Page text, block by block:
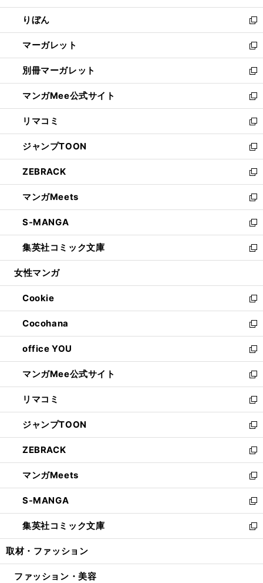
開
く
ウ
で
開
く
ン
ド
ウ
で
開
く
ウ
ィ
ン
ド
ウ
で
開
く
りぼん
新
し
い
ウ
ィ
ン
ド
ウ
で
開
く
マーガレット
新
し
い
ウ
ィ
ン
ド
ウ
で
開
く
別冊マーガレット
新
し
い
ウ
ィ
ン
ド
ウ
で
開
く
マンガMee公式サイト
新
し
い
ウ
ィ
ン
ド
ウ
で
開
く
リマコミ
新
し
い
ウ
ィ
ン
ド
ウ
で
開
く
ジャンプTOON
新
し
い
ウ
ィ
ン
ド
ウ
で
開
ZEBRACK
新
し
い
ウ
ィ
ン
ド
ウ
開
く
マンガMeets
新
し
い
ウ
ィ
ン
ウ
で
開
く
S-MANGA
新
し
い
ウ
ン
ド
ウ
で
開
く
集英社コミック文庫
新
し
ウ
ィ
ン
ド
ウ
で
開
く
女性マンガ
Cookie
新
し
い
ウ
ィ
ン
ド
ウ
で
開
く
Cocohana
新
し
い
ウ
ィ
ン
ド
ウ
で
開
く
office YOU
新
し
い
ウ
ィ
ン
ド
ウ
で
開
く
マンガMee公式サイト
新
し
い
ウ
ィ
ン
ド
ウ
で
開
く
リマコミ
新
し
い
ウ
ィ
ン
ド
ウ
で
開
く
ジャンプTOON
新
し
い
ウ
ィ
ン
ド
ウ
で
開
ZEBRACK
新
し
い
ウ
ィ
ン
ド
ウ
開
マンガMeets
新
し
い
ウ
ィ
ン
ウ
S-MANGA
新
し
い
ウ
ン
集英社コミック文庫
新
し
ウ
取材・ファッション
ファッション・美容